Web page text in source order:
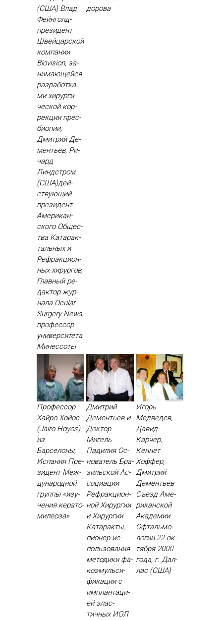
(США) Влад
Фей­нголд-
пре­зидент
Швей­цар­ской
ком­па­нии
Biovision, за­
нима­ющей­ся
раз­ра­бот­ка­
ми хи­рур­ги­
чес­кой кор­
рекции прес­
би­опии,
Дмит­рий Де­
менть­ев, Ри­
чард
Линдстром
(США)дей­
ству­ющий
пре­зидент
Аме­рикан­
ско­го Об­щес­
тва Ка­тарак­
таль­ных и
Реф­ракци­он­
ных хи­рур­гов,
Глав­ный ре­
дак­тор жур­
на­ла Ocular
Surgery News,
про­фес­сор
уни­вер­си­тета
Ми­нес­со­ты
доро­ва
Профессор
Хайро Хойос
(Jairo Hoyos)
из
Барселоны,
Испания Пре­
зидент Меж­
ду­народ­ной
груп­пы «изу­
чения ке­рато­
миле­оза»
Дмитрий
Дементьев и
Доктор
Мигель
Падилия Ос­
но­ватель Бра­
зиль­ской Ас­
со­ци­ации
Реф­ракци­он­
ной Хи­рур­гии
и Хи­рур­гии
Ка­тарак­ты,
пи­онер ис­
поль­зо­вания
ме­тоди­ки фа­
ко­эмуль­си­
фика­ции с
им­план­та­ци­
ей элас­
тичных И­ОЛ
Игорь
Медведев,
Давид
Карчер,
Кеннет
Хоффер,
Дмитрий
Дементьев
Съ­езд Аме­
рикан­ской
Ака­демии
Оф­таль­мо­
логии 22 ок­
тября 2000
го­да, г. Дал­
лас (США)